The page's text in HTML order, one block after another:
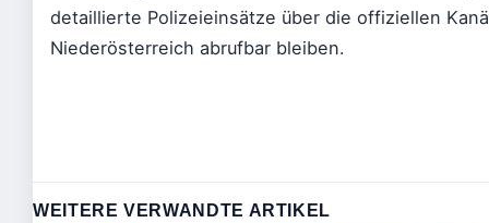
detaillierte Polizeieinsätze über die offiziellen
Niederösterreich abrufbar bleiben.
WEITERE VERWANDTE ARTIKEL